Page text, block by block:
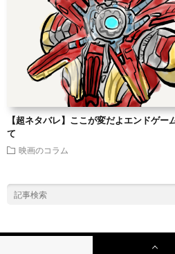
【超ネタバレ】ここが変だよエンドゲ
て
映画のコラム